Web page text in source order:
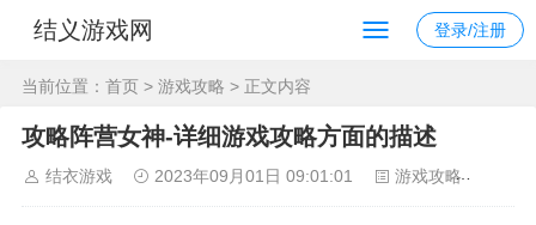
结义游戏网 登录/注册
当前位置： 首页 > 游戏攻略 > 正文内容
攻略阵营女神-详细游戏攻略方面的描述
结衣游戏 2023年09月01日 09:01:01 游戏攻略